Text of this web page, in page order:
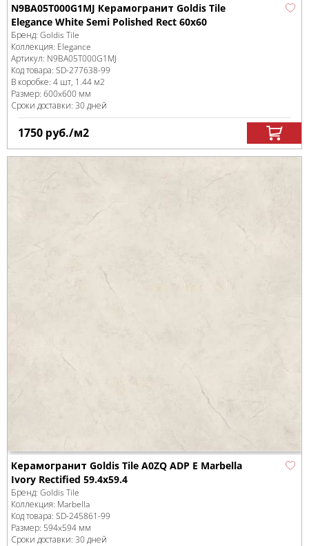
N9BA05T000G1MJ Керамогранит Goldis Tile
Elegance White Semi Polished Rect 60x60
Бренд: Goldis Tile
Коллекция: Elegance
Артикул: N9BA05T000G1MJ
Код товара: SD-277638-99
В коробке: 4 шт, 1.44 м2
Размер: 600x600 мм
Сроки доставки: 30 дней
1750 руб./м2
Керамогранит Goldis Tile A0ZQ ADP E Marbella
Ivory Rectified 59.4x59.4
Бренд: Goldis Tile
Коллекция: Marbella
Код товара: SD-245861-99
Размер: 594x594 мм
Сроки доставки: 30 дней